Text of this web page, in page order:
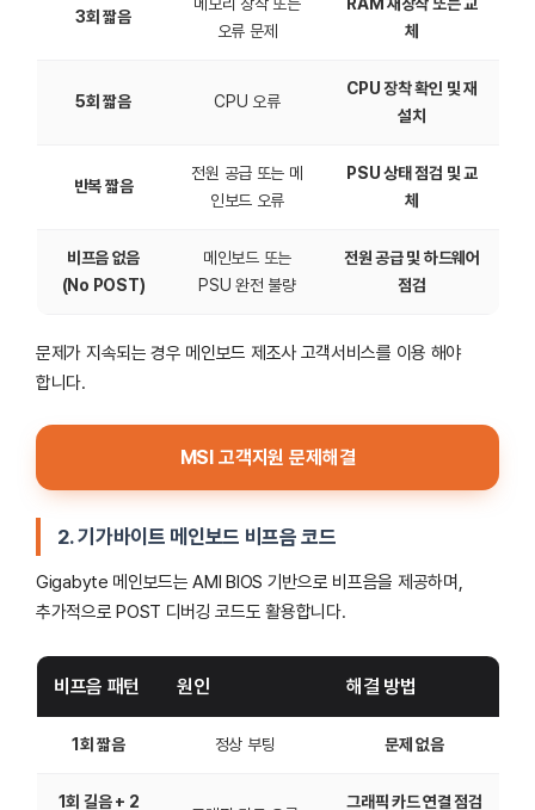
3회 짧음
오류 문제
체
5회 짧음 CPU 오류
CPU 장착 확인 및 재
설치
반복 짧음
전원 공급 또는 메
인보드 오류
PSU 상태 점검 및 교
체
비프음 없음
(No POST)
메인보드 또는
PSU 완전 불량
전원 공급 및 하드웨어
점검
문제가 지속되는 경우 메인보드 제조사 고객서비스를 이용 해야
합니다.
MSI 고객지원 문제해결
2.기가바이트 메인보드 비프음 코드
Gigabyte 메인보드는 AMI BIOS 기반으로 비프음을 제공하며,
추가적으로 POST 디버깅 코드도 활용합니다.
비프음 패턴 원인 해결 방법
1회 짧음 정상 부팅 문제 없음
1회 길음 + 2 그래픽 카드 연결 점검